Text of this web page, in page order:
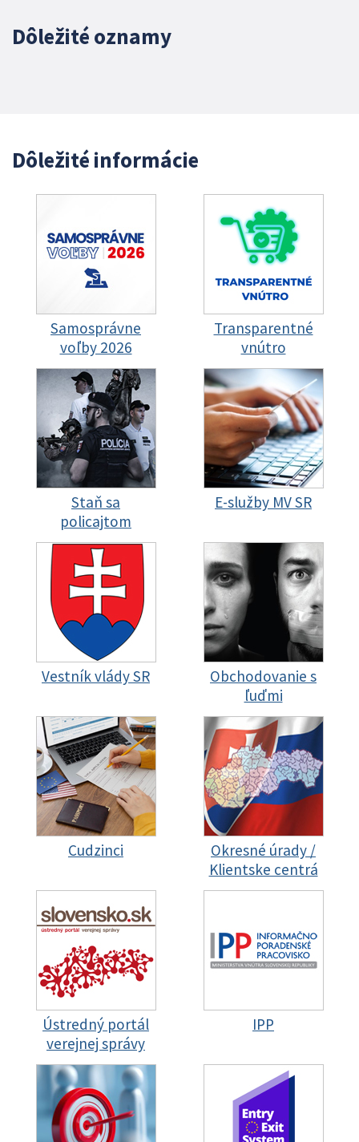
Dôležité oznamy
Dôležité informácie
Samosprávne
voľby 2026
Transparentné
vnútro
Staň sa
policajtom
E-služby MV SR
Vestník vlády SR
Obchodovanie s
ľuďmi
Cudzinci
Okresné úrady /
Klientske centrá
Ústredný portál
verejnej správy
IPP